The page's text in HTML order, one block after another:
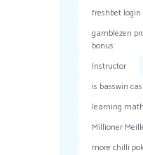
freshbet login
gamblezen
bonus
Instructor
is basswin
learning
Millioner
more chilli